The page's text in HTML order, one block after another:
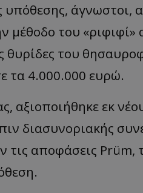
υπόθεσης,
μέθοδο του
θυρίδες του
τα 4.000.000 ευρώ.
αξιοποιήθηκε εκ
διασυνοριακής
αποφάσεις Prüm,